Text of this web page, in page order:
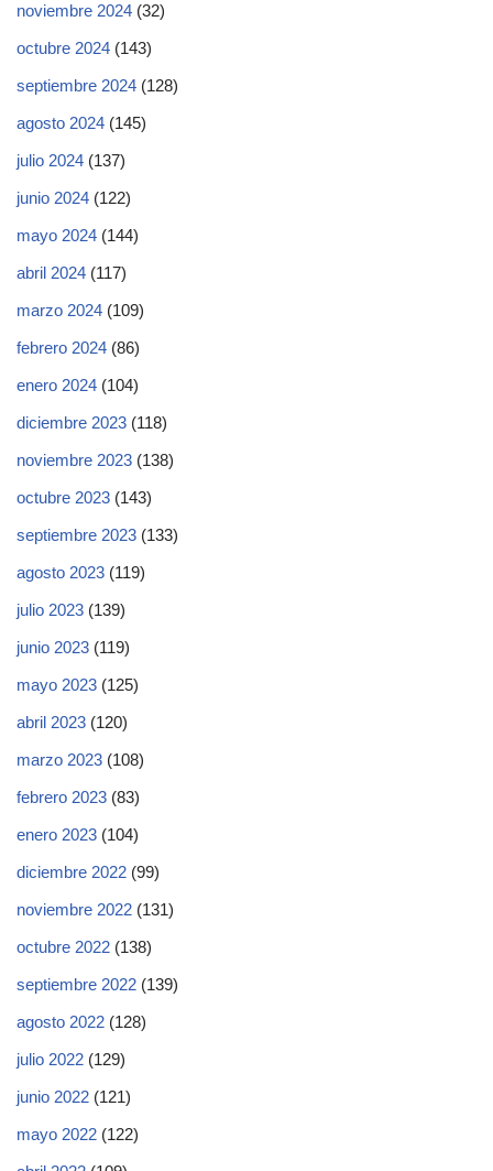
noviembre 2024 (32)
octubre 2024 (143)
septiembre 2024 (128)
agosto 2024 (145)
julio 2024 (137)
junio 2024 (122)
mayo 2024 (144)
abril 2024 (117)
marzo 2024 (109)
febrero 2024 (86)
enero 2024 (104)
diciembre 2023 (118)
noviembre 2023 (138)
octubre 2023 (143)
septiembre 2023 (133)
agosto 2023 (119)
julio 2023 (139)
junio 2023 (119)
mayo 2023 (125)
abril 2023 (120)
marzo 2023 (108)
febrero 2023 (83)
enero 2023 (104)
diciembre 2022 (99)
noviembre 2022 (131)
octubre 2022 (138)
septiembre 2022 (139)
agosto 2022 (128)
julio 2022 (129)
junio 2022 (121)
mayo 2022 (122)